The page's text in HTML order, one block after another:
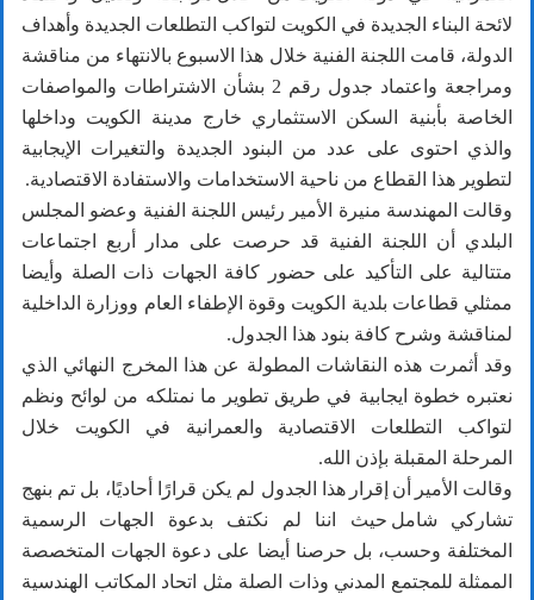
لائحة البناء الجديدة في الكويت لتواكب التطلعات الجديدة وأهداف
الدولة، قامت اللجنة الفنية خلال هذا الاسبوع بالانتهاء من مناقشة
ومراجعة واعتماد جدول رقم 2 بشأن الاشتراطات والمواصفات
الخاصة بأبنية السكن الاستثماري خارج مدينة الكويت وداخلها
والذي احتوى على عدد من البنود الجديدة والتغيرات الإيجابية
لتطوير هذا القطاع من ناحية الاستخدامات والاستفادة الاقتصادية.
وقالت المهندسة منيرة الأمير رئيس اللجنة الفنية وعضو المجلس
البلدي أن اللجنة الفنية قد حرصت على مدار أربع اجتماعات
متتالية على التأكيد على حضور كافة الجهات ذات الصلة وأيضا
ممثلي قطاعات بلدية الكويت وقوة الإطفاء العام ووزارة الداخلية
لمناقشة وشرح كافة بنود هذا الجدول.
وقد أثمرت هذه النقاشات المطولة عن هذا المخرج النهائي الذي
نعتبره خطوة ايجابية في طريق تطوير ما نمتلكه من لوائح ونظم
لتواكب التطلعات الاقتصادية والعمرانية في الكويت خلال
المرحلة المقبلة بإذن الله.
وقالت الأمير أن إقرار هذا الجدول لم يكن قرارًا أحاديًا، بل تم بنهج
تشاركي شامل حيث اننا لم نكتف بدعوة الجهات الرسمية
المختلفة وحسب، بل حرصنا أيضا على دعوة الجهات المتخصصة
الممثلة للمجتمع المدني وذات الصلة مثل اتحاد المكاتب الهندسية